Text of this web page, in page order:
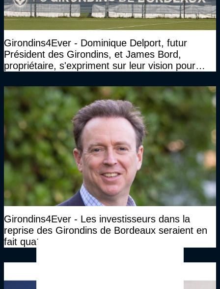
Girondins4Ever - Dominique Delport, futur
Président des Girondins, et James Bord,
propriétaire, s'expriment sur leur vision pour
Girondins4Ever - Les investisseurs dans la
reprise des Girondins de Bordeaux seraient en
fait quatre